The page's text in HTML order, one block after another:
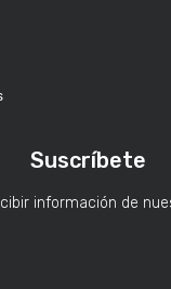
Suscríbete
información de